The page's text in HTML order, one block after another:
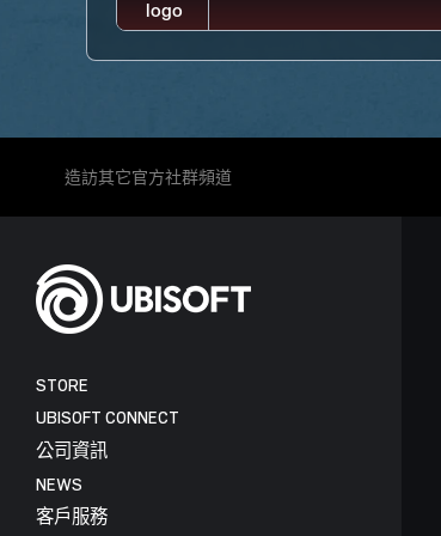
造訪其它官方社群頻道
STORE
UBISOFT CONNECT
公司資訊
NEWS
客戶服務